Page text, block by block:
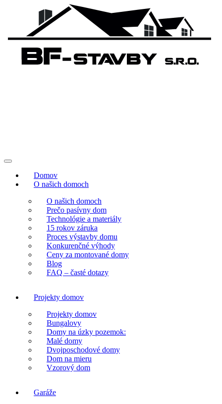
Domov
O našich domoch
O našich domoch
Prečo pasívny dom
Technológie a materiály
15 rokov záruka
Proces výstavby domu
Konkurenčné výhody
Ceny za montované domy
Blog
FAQ – časté dotazy
Projekty domov
Projekty domov
Bungalovy
Domy na úzky pozemok:
Malé domy
Dvojposchodové domy
Dom na mieru
Vzorový dom
Garáže